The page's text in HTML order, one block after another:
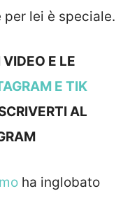
lei è speciale.
E LE
E TIK
AL
ha inglobato